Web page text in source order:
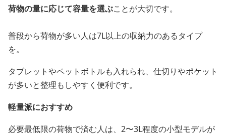
荷物の量に応じて容量を選ぶことが大切です。
普段から荷物が多い人は7L以上の収納力のあるタイプ
を。
タブレットやペットボトルも入れられ、仕切りやポケット
が多いと整理もしやすく便利です。
軽量派におすすめ
必要最低限の荷物で済む人は、2〜3L程度の小型モデルが